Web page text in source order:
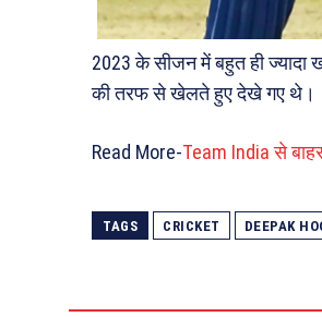
2023 के सीजन में बहुत ही
की तरफ से खेलते हुए देखे गए थे।
Read More-Team India से
TAGS CRICKET DEEPAK